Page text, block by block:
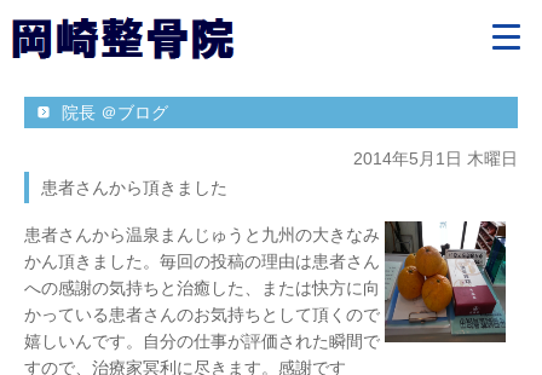
院長 ＠ブログ
2014年5月1日 木曜日
患者さんから頂きました
患者さんから温泉まんじゅうと九州の大きなみ
かん頂きました。毎回の投稿の理由は患者さん
への感謝の気持ちと治癒した、または快方に向
かっている患者さんのお気持ちとして頂くので
嬉しいんです。自分の仕事が評価された瞬間で
すので、治療家冥利に尽きます。感謝です